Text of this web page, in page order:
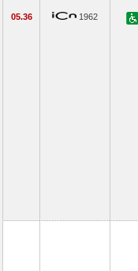
05.36 1962